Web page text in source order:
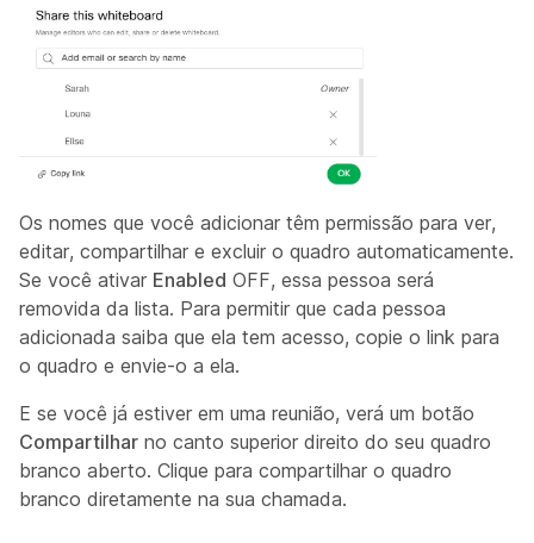
Os nomes que você adicionar têm permissão para ver,
editar, compartilhar e excluir o quadro automaticamente.
Se você ativar Enabled OFF, essa pessoa será
removida da lista. Para permitir que cada pessoa
adicionada saiba que ela tem acesso, copie o link para
o quadro e envie-o a ela.
E se você já estiver em uma reunião, verá um botão
Compartilhar no canto superior direito do seu quadro
branco aberto. Clique para compartilhar o quadro
branco diretamente na sua chamada.